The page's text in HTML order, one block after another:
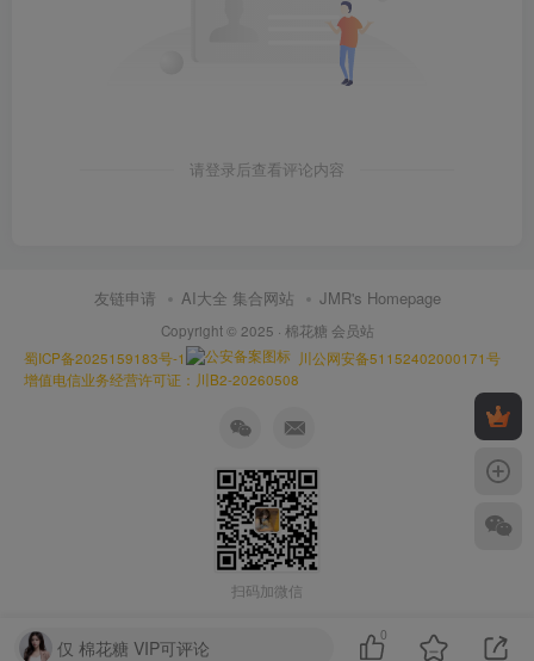
请登录后查看评论内容
友链申请 AI大全 集合网站 JMR's Homepage
Copyright © 2025 · 棉花糖 会员站
蜀ICP备2025159183号-1
川公网安备51152402000171号
增值电信业务经营许可证：川B2-20260508
扫码加微信
仅 棉花糖 VIP可评论
0